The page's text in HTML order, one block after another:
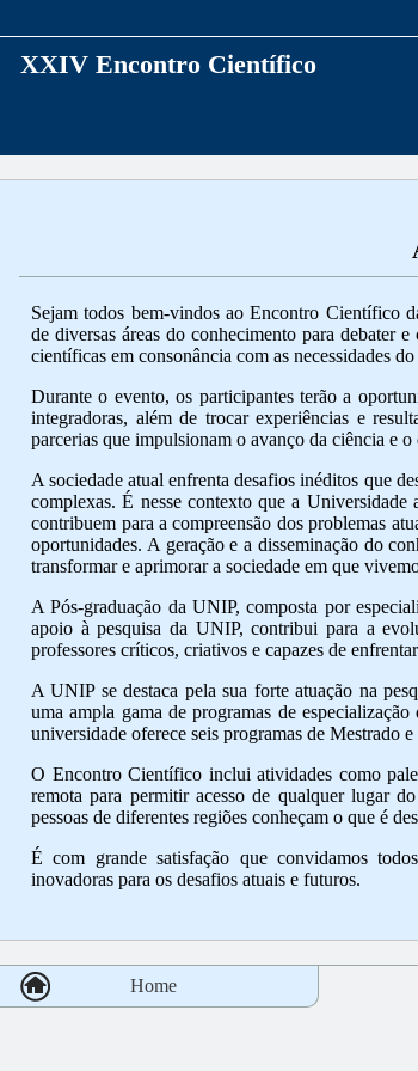
XXIV Encontro Científico
Sejam todos bem-vindos ao Encontro Científico
de diversas áreas do conhecimento para debater
científicas em consonância com as necessidades
Durante o evento, os participantes terão a
integradoras, além de trocar experiências e
parcerias que impulsionam o avanço da ciência e
A sociedade atual enfrenta desafios inéditos que
complexas. É nesse contexto que a Universidade
contribuem para a compreensão dos problemas
oportunidades. A geração e a disseminação do
transformar e aprimorar a sociedade em que
A Pós-graduação da UNIP, composta por
apoio à pesquisa da UNIP, contribui para a
professores críticos, criativos e capazes de
A UNIP se destaca pela sua forte atuação na
uma ampla gama de programas de
universidade oferece seis programas de Mestrado
O Encontro Científico inclui atividades como
remota para permitir acesso de qualquer lugar
pessoas de diferentes regiões conheçam o que é
É com grande satisfação que convidamos
inovadoras para os desafios atuais e futuros.
Home